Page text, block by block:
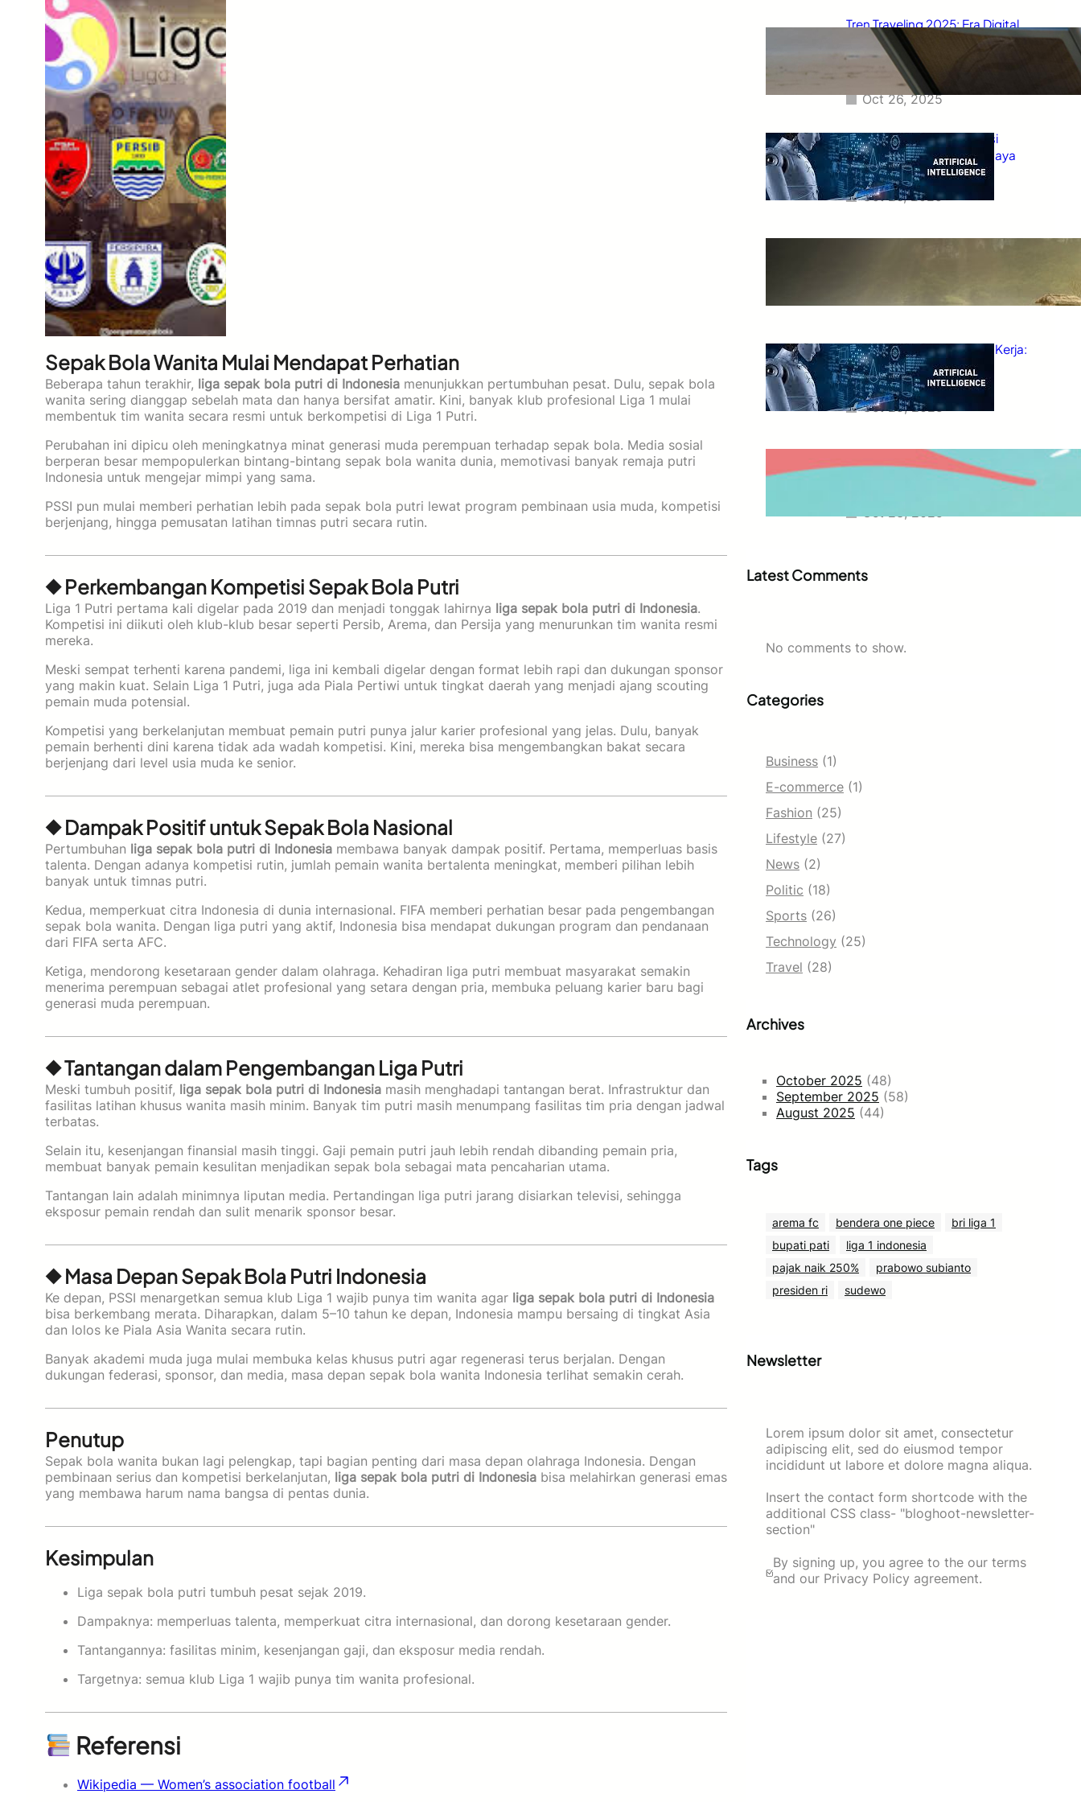
Sepak Bola Wanita Mulai Mendapat Perhatian
Beberapa tahun terakhir, liga sepak bola putri di Indonesia menunjukkan pertumbuhan pesat. Dulu, sepak bola
wanita sering dianggap sebelah mata dan hanya bersifat amatir. Kini, banyak klub profesional Liga 1 mulai
membentuk tim wanita secara resmi untuk berkompetisi di Liga 1 Putri.
Perubahan ini dipicu oleh meningkatnya minat generasi muda perempuan terhadap sepak bola. Media sosial
berperan besar mempopulerkan bintang-bintang sepak bola wanita dunia, memotivasi banyak remaja putri
Indonesia untuk mengejar mimpi yang sama.
PSSI pun mulai memberi perhatian lebih pada sepak bola putri lewat program pembinaan usia muda, kompetisi
berjenjang, hingga pemusatan latihan timnas putri secara rutin.
◆ Perkembangan Kompetisi Sepak Bola Putri
Liga 1 Putri pertama kali digelar pada 2019 dan menjadi tonggak lahirnya liga sepak bola putri di Indonesia.
Kompetisi ini diikuti oleh klub-klub besar seperti Persib, Arema, dan Persija yang menurunkan tim wanita resmi
mereka.
Meski sempat terhenti karena pandemi, liga ini kembali digelar dengan format lebih rapi dan dukungan sponsor
yang makin kuat. Selain Liga 1 Putri, juga ada Piala Pertiwi untuk tingkat daerah yang menjadi ajang scouting
pemain muda potensial.
Kompetisi yang berkelanjutan membuat pemain putri punya jalur karier profesional yang jelas. Dulu, banyak
pemain berhenti dini karena tidak ada wadah kompetisi. Kini, mereka bisa mengembangkan bakat secara
berjenjang dari level usia muda ke senior.
◆ Dampak Positif untuk Sepak Bola Nasional
Pertumbuhan liga sepak bola putri di Indonesia membawa banyak dampak positif. Pertama, memperluas basis
talenta. Dengan adanya kompetisi rutin, jumlah pemain wanita bertalenta meningkat, memberi pilihan lebih
banyak untuk timnas putri.
Kedua, memperkuat citra Indonesia di dunia internasional. FIFA memberi perhatian besar pada pengembangan
sepak bola wanita. Dengan liga putri yang aktif, Indonesia bisa mendapat dukungan program dan pendanaan
dari FIFA serta AFC.
Ketiga, mendorong kesetaraan gender dalam olahraga. Kehadiran liga putri membuat masyarakat semakin
menerima perempuan sebagai atlet profesional yang setara dengan pria, membuka peluang karier baru bagi
generasi muda perempuan.
◆ Tantangan dalam Pengembangan Liga Putri
Meski tumbuh positif, liga sepak bola putri di Indonesia masih menghadapi tantangan berat. Infrastruktur dan
fasilitas latihan khusus wanita masih minim. Banyak tim putri masih menumpang fasilitas tim pria dengan jadwal
terbatas.
Selain itu, kesenjangan finansial masih tinggi. Gaji pemain putri jauh lebih rendah dibanding pemain pria,
membuat banyak pemain kesulitan menjadikan sepak bola sebagai mata pencaharian utama.
Tantangan lain adalah minimnya liputan media. Pertandingan liga putri jarang disiarkan televisi, sehingga
eksposur pemain rendah dan sulit menarik sponsor besar.
◆ Masa Depan Sepak Bola Putri Indonesia
Ke depan, PSSI menargetkan semua klub Liga 1 wajib punya tim wanita agar liga sepak bola putri di Indonesia
bisa berkembang merata. Diharapkan, dalam 5–10 tahun ke depan, Indonesia mampu bersaing di tingkat Asia
dan lolos ke Piala Asia Wanita secara rutin.
Banyak akademi muda juga mulai membuka kelas khusus putri agar regenerasi terus berjalan. Dengan
dukungan federasi, sponsor, dan media, masa depan sepak bola wanita Indonesia terlihat semakin cerah.
Penutup
Sepak bola wanita bukan lagi pelengkap, tapi bagian penting dari masa depan olahraga Indonesia. Dengan
pembinaan serius dan kompetisi berkelanjutan, liga sepak bola putri di Indonesia bisa melahirkan generasi emas
yang membawa harum nama bangsa di pentas dunia.
Kesimpulan
Liga sepak bola putri tumbuh pesat sejak 2019.
Dampaknya: memperluas talenta, memperkuat citra internasional, dan dorong kesetaraan gender.
Tantangannya: fasilitas minim, kesenjangan gaji, dan eksposur media rendah.
Targetnya: semua klub Liga 1 wajib punya tim wanita profesional.
Referensi
Wikipedia — Women’s association football
Tren Traveling 2025: Era Digital
Nomad, Wisata Ramah
Lingkungan, dan Petualangan
Cerdas
Oct 26, 2025
Teknologi 2025: AI, Inovasi
Pintar, dan Masa Depan Gaya
Hidup Digital
Oct 26, 2025
Tren Wisata Alam 2025: Kembali
Oct 25, 2025
AI dan Masa Depan Dunia Kerja:
Peluang, Tantangan, dan
Transformasi Digital
Oct 25, 2025
Tren Olahraga Lari dan Maraton
di Indonesia: Gaya Hidup Sehat
Latest Comments
No comments to show.
Categories
Business (1)
E-commerce (1)
Fashion (25)
Lifestyle (27)
News (2)
Politic (18)
Sports (26)
Technology (25)
Travel (28)
Archives
October 2025 (48)
September 2025 (58)
August 2025 (44)
Tags
arema fc bendera one piece
bri liga 1
bupati pati
liga 1 indonesia
pajak naik 250%
prabowo subianto
presiden ri
sudewo
Newsletter
Lorem ipsum dolor sit amet, consectetur
adipiscing elit, sed do eiusmod tempor
incididunt ut labore et dolore magna aliqua.
Insert the contact form shortcode with the
additional CSS class- "bloghoot-newsletter-
section"
By signing up, you agree to the our terms
and our Privacy Policy agreement.